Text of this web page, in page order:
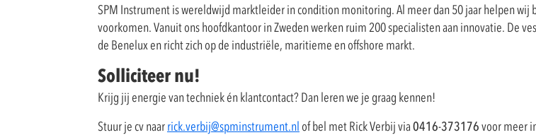
SPM Instrument is wereldwijd marktleider in condition monitoring. Al meer dan 50 jaar helpen wij
voorkomen. Vanuit ons hoofdkantoor in Zweden werken ruim 200 specialisten aan innovatie. De
de Benelux en richt zich op de industriële, maritieme en offshore markt.
Solliciteer nu!
Krijg jij energie van techniek én klantcontact? Dan leren we je graag kennen!
Stuur je cv naarrick.verbij@spminstrument.nlof bel met Rick Verbij via0416-373176voor meer